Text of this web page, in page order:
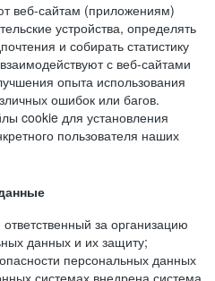
веб-сайтам (приложениям)
устройства, определять
и собирать статистику
с веб-сайтами
опыта использования
ошибок или багов.
cookie для установления
пользователя наших
за организацию
данных и их защиту;
персональных данных
системах внедрена система